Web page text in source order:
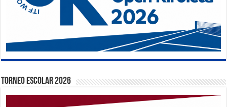
TORNEO ESCOLAR 2026